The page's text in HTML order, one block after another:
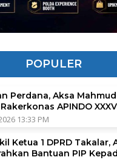
POPULER
Perdana, Aksa
APINDO XXXV
13:33 PM
Ketua 1 DPRD Takalar,
Bantuan PIP